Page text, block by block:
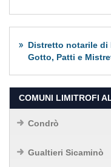
Distretto notarile di
Gotto, Patti e
COMUNI LIMITROFI
Condrò
Gualtieri Sicaminò